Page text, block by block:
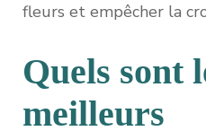
fleurs et empêcher la
Quels sont
meilleurs